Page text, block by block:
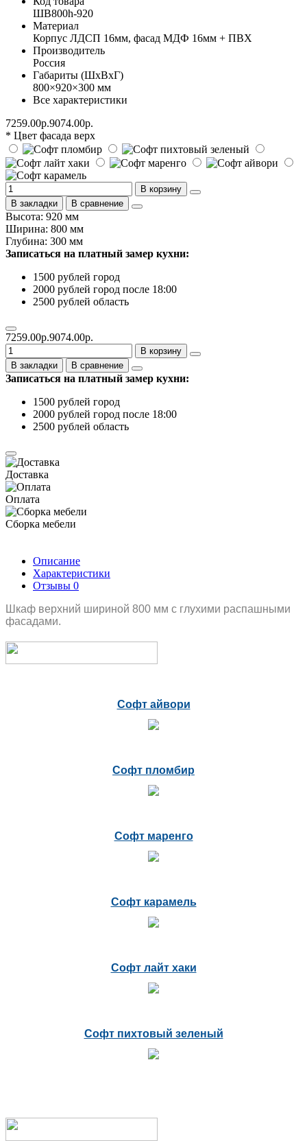
ШВ800h-920
Материал
Корпус ЛДСП 16мм, фасад МДФ 16мм + ПВХ
Производитель
Россия
Габариты (ШхВхГ)
800×920×300 мм
Все характеристики
7259.00р.9074.00р.
* Цвет фасада верх
В корзину
В закладки
В сравнение
Высота: 920 мм
Ширина: 800 мм
Глубина: 300 мм
Записаться на платный замер кухни:
1500 рублей город
2000 рублей город после 18:00
2500 рублей область
7259.00р.9074.00р.
В корзину
В закладки
В сравнение
Записаться на платный замер кухни:
1500 рублей город
2000 рублей город после 18:00
2500 рублей область
Доставка
Оплата
Сборка мебели
Описание
Характеристики
Отзывы 0
Шкаф верхний шириной 800 мм с глухими распашными
фасадами.
Софт айвори
Софт пломбир
Софт маренго
Софт карамель
Софт лайт хаки
Софт пихтовый зеленый